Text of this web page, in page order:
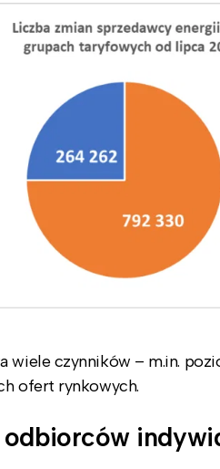
wiele czynników – m.in.
ofert rynkowych.